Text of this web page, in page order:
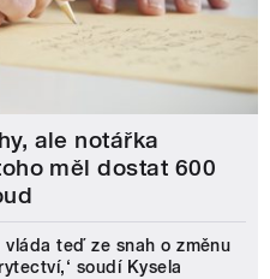
ale notářka
měl dostat 600
vláda teď ze snah o změnu
soudí Kysela